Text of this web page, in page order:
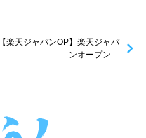
【楽天ジャパンOP】楽天ジャパ
ンオープン....